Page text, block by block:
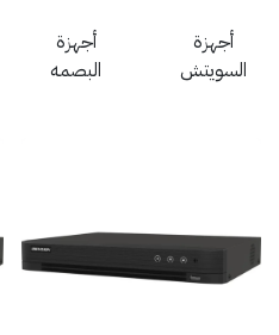
أجهزة
البصمه
أجهزة
السويتش